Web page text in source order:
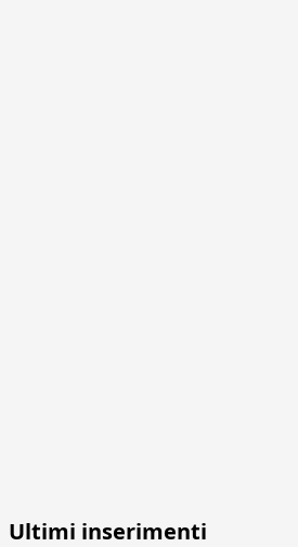
Ultimi inserimenti